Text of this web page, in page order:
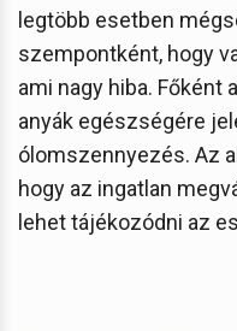
legtöbb esetben
szempontként, hogy
ami nagy hiba. Főként
anyák egészségére
ólomszennyezés. Az
hogy az ingatlan
lehet tájékozódni az